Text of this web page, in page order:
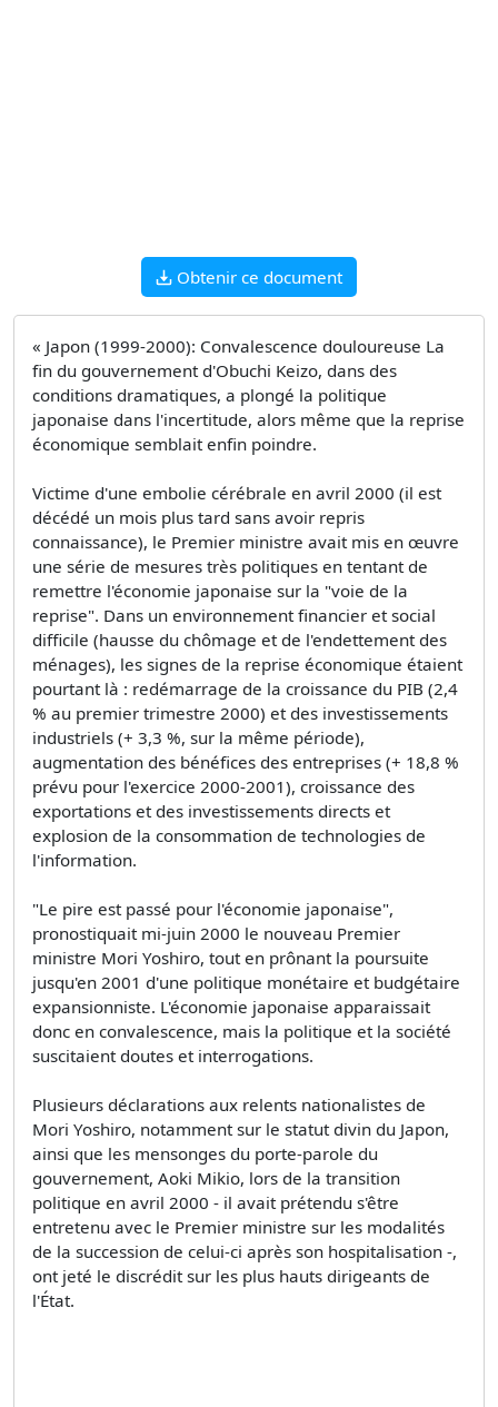
Obtenir ce document
« Japon (1999-2000): Convalescence douloureuse La
fin du gouvernement d'Obuchi Keizo, dans des
conditions dramatiques, a plongé la politique
japonaise dans l'incertitude, alors même que la reprise
économique semblait enfin poindre.
Victime d'une embolie cérébrale en avril 2000 (il est
décédé un mois plus tard sans avoir repris
connaissance), le Premier ministre avait mis en œuvre
une série de mesures très politiques en tentant de
remettre l'économie japonaise sur la "voie de la
reprise". Dans un environnement financier et social
difficile (hausse du chômage et de l'endettement des
ménages), les signes de la reprise économique étaient
pourtant là : redémarrage de la croissance du PIB (2,4
% au premier trimestre 2000) et des investissements
industriels (+ 3,3 %, sur la même période),
augmentation des bénéfices des entreprises (+ 18,8 %
prévu pour l'exercice 2000-2001), croissance des
exportations et des investissements directs et
explosion de la consommation de technologies de
l'information.
"Le pire est passé pour l'économie japonaise",
pronostiquait mi-juin 2000 le nouveau Premier
ministre Mori Yoshiro, tout en prônant la poursuite
jusqu'en 2001 d'une politique monétaire et budgétaire
expansionniste. L'économie japonaise apparaissait
donc en convalescence, mais la politique et la société
suscitaient doutes et interrogations.
Plusieurs déclarations aux relents nationalistes de
Mori Yoshiro, notamment sur le statut divin du Japon,
ainsi que les mensonges du porte-parole du
gouvernement, Aoki Mikio, lors de la transition
politique en avril 2000 - il avait prétendu s'être
entretenu avec le Premier ministre sur les modalités
de la succession de celui-ci après son hospitalisation -,
ont jeté le discrédit sur les plus hauts dirigeants de
l'État.